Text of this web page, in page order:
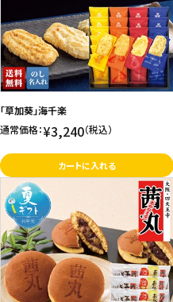
SHOP GUIDE
ご利用ガイド
お問い合わせ
特定商取引法表示について
利用規約
会社概要
「草加葵」海千楽
通常価格：¥3,240（税込）
カートに入れる